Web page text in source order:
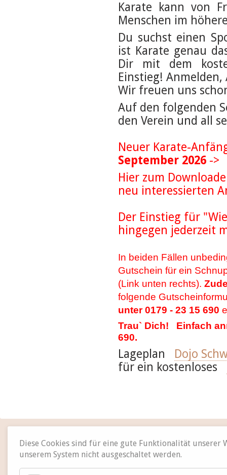
Karate kann von
Menschen im
Du suchst einen
ist Karate genau
Dir mit dem
Einstieg!
Wir freuen uns
Auf den folgenden
den Verein und all
Neuer Karate-
September 2026 ->
Hier zum
neu interessierten
Der Einstieg für
hingegen jederzeit
In beiden Fällen
Gutschein für ein
(Link unten rechts).
folgende
unter 0179 - 23 15 690
Trau` Dich! Einfach
690.
Lageplan
Dojo
für ein kostenloses
Diese Cookies sind für eine gute Funktionalität
unserem System nicht ausgeschaltet werden.